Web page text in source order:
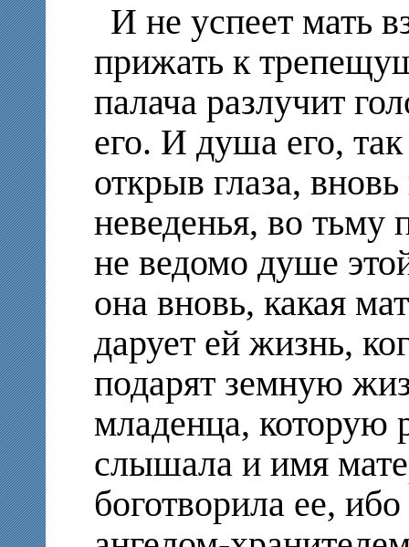
И не успеет мать
прижать к
палача разлучит
его. И душа его,
открыв глаза,
неведенья, во тьму
не ведомо душе
она вновь, какая
дарует ей жизнь,
подарят земную
младенца, которую
слышала и имя
боготворила ее,